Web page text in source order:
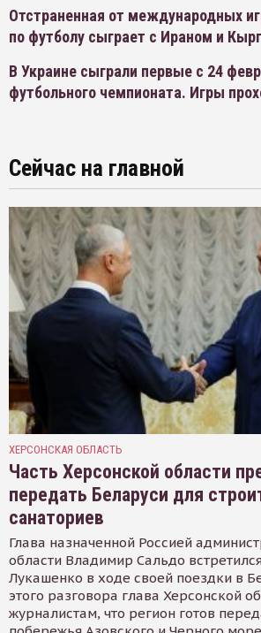
Отстраненная от международных
по футболу сыграет с Ираном и
В Украине сыграли первые с 24
футбольного чемпионата. Игры
Сейчас на главной
ХЕРСОНСКАЯ ОБЛАСТЬ
Часть Херсонской области
передать Беларуси для
санаториев
Глава назначенной Россией
области Владимир Сальдо
Лукашенко в ходе своей поездки в
этого разговора глава Херсонской
журналистам, что регион готов